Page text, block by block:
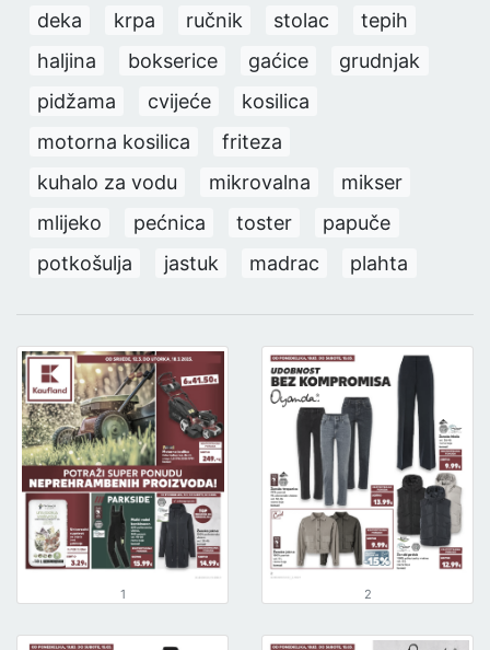
deka
krpa ručnik stolac
tepih
haljina
bokserice gaćice
grudnjak
pidžama
cvijeće
kosilica
motorna kosilica
friteza
kuhalo za vodu
mikrovalna
mikser
mlijeko
pećnica toster
papuče
potkošulja
jastuk madrac plahta
1 2